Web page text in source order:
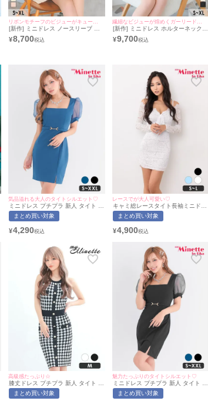
[新作] ミニドレス ノースリーブ 下
着のまま ツイード ネックリボン ビ
ジュー リボン アイボリー XL Aライ
¥8,700
[新作] ミニドレス ホルターネック
谷間 シースルー キラキラ ビジュー
背中魅せ チュール バックリボン ブ
¥9,700
気品溢れる大人のタイトシルエット♡
ミニドレス プチプラ 新人 タイト ラ
ウンジ 半袖 シアー シアー袖 低身長
スクエアネック ウエストベルト風
ぃりぷ着用/S~XXLサイズ対応) |
まとめ買い対象
¥4,290
レースでが大人可愛い♡
キャミ総レースタイト長袖ミニドレ
ス(Sサイズ～Lサイズ)(れいたぴ/キ
ャバドレス着用)[myMinette/マイミ
まとめ買い対象
¥4,900
高級感たっぷり☆
膝丈ドレス プチプラ 新人 タイト ワ
ンピース 韓国ドレス ラウンジ ノー
スリーブ 低身長 胸元隠し 千鳥格子
まとめ買い対象
魅力たっぷりのタイトシルエット♡
ミニドレス プチプラ 新人 タイト ラ
ウンジ 半袖 シアー シアー袖 低身長
スクエアネック ウエストベルト風
まとめ買い対象